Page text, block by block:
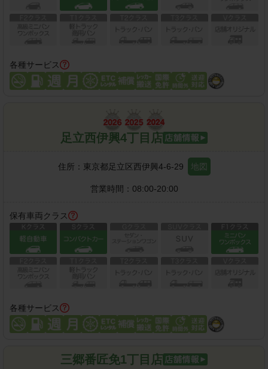
各種サービス
足立西伊興4丁目店
住所： 東京都足立区西伊興4-6-29 地図
営業時間： 08:00-20:00
保有車両クラス
各種サービス
三郷番匠免1丁目店